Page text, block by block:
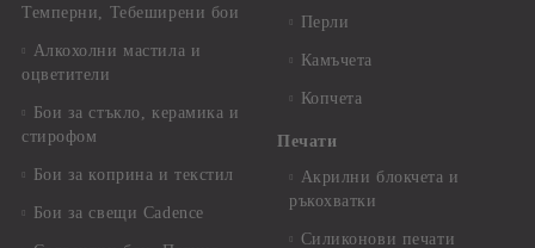
Темперни, Тебеширени бои
Алкохолни мастила и
оцветители
Бои за стъкло, керамика и
стирофом
Бои за коприна и текстил
Бои за свещи Cadence
Перли
Камъчета
Копчета
Печати
Акрилни блокчета и
ръкохватки
Силиконови печати